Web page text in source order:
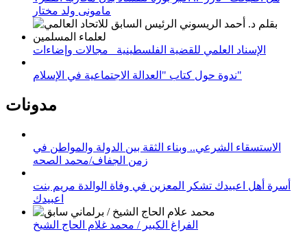
مامونى ولد مختار
الإسناد العلمي للقضية الفلسطينية_ مجالات وإضاءات
ندوة حول كتاب "العدالة الاجتماعية في الإسلام"
مدونات
الاستسقاء الشرعي.. وبناء الثقة بين الدولة والمواطن في
زمن الجفاف/محمد الصحه
أسرة أهل اعبيدك تشكر المعزين في وفاة الوالدة مريم بنت
اعبيدك
الفراغ الكبير / محمد غلام الحاج الشيخ